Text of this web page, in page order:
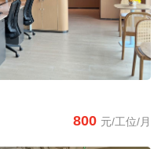
800 元/工位/月